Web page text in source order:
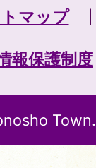
マップ
報保護制度